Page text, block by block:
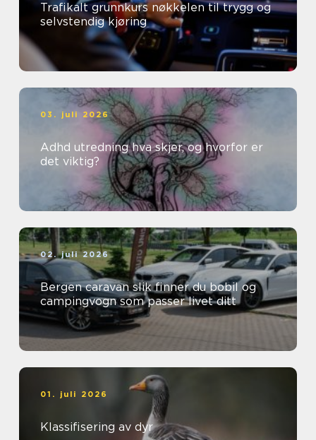
Trafikalt grunnkurs nøkkelen til trygg og
selvstendig kjøring
03. juli 2026
Adhd utredning hva skjer, og hvorfor er
det viktig?
02. juli 2026
Bergen caravan slik finner du bobil og
campingvogn som passer livet ditt
01. juli 2026
Klassifisering av dyr